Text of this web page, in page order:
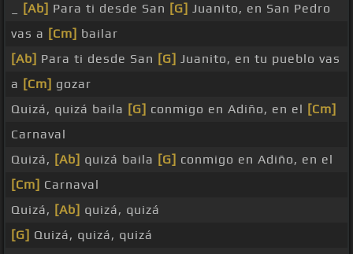
[Ab] Para ti desde San [G] Juanito, en San Pedro
vas a [Cm] bailar
[Ab] Para ti desde San [G] Juanito, en tu pueblo vas
a [Cm] gozar
Quizá, quizá baila [G] conmigo en Adiño, en el [Cm]
Carnaval
Quizá, [Ab] quizá baila [G] conmigo en Adiño, en el
[Cm] Carnaval
Quizá, [Ab] quizá, quizá
[G] Quizá, quizá, quizá